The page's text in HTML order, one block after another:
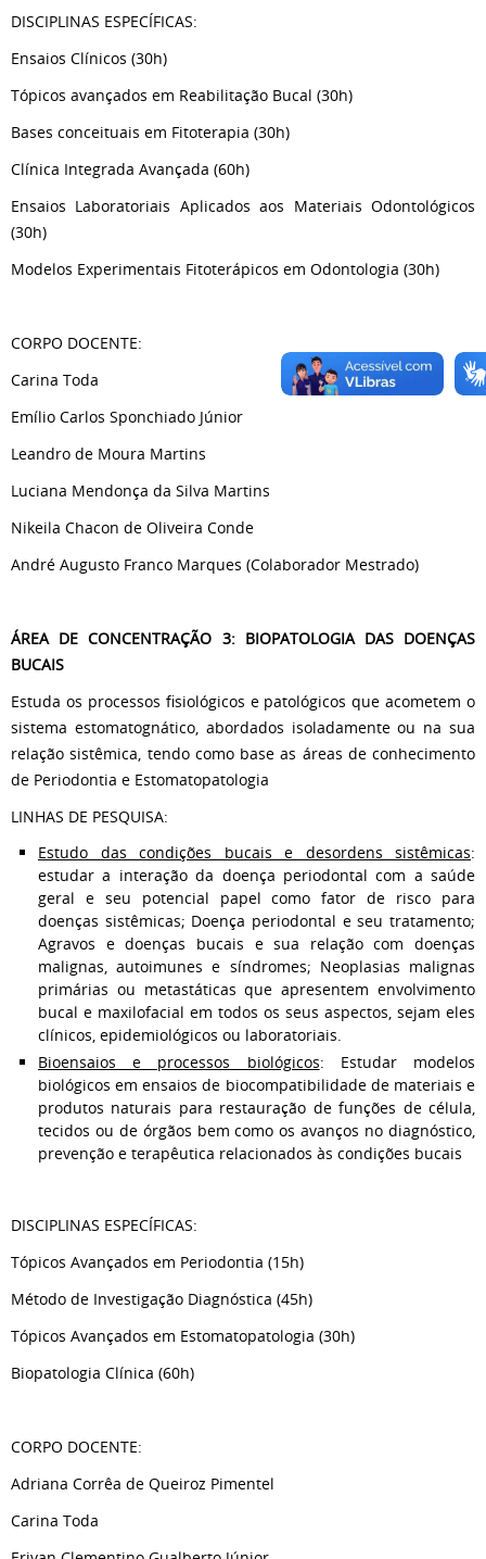
DISCIPLINAS ESPECÍFICAS:
Ensaios Clínicos (30h)
Tópicos avançados em Reabilitação Bucal (30h)
Bases conceituais em Fitoterapia (30h)
Clínica Integrada Avançada (60h)
Ensaios Laboratoriais Aplicados aos Materiais Odontológicos
(30h)
Modelos Experimentais Fitoterápicos em Odontologia (30h)
CORPO DOCENTE:
Carina Toda
Emílio Carlos Sponchiado Júnior
Leandro de Moura Martins
Luciana Mendonça da Silva Martins
Nikeila Chacon de Oliveira Conde
André Augusto Franco Marques (Colaborador Mestrado)
ÁREA DE CONCENTRAÇÃO 3: BIOPATOLOGIA DAS DOENÇAS
BUCAIS
Estuda os processos fisiológicos e patológicos que acometem o
sistema estomatognático, abordados isoladamente ou na sua
relação sistêmica, tendo como base as áreas de conhecimento
de Periodontia e Estomatopatologia
LINHAS DE PESQUISA:
Estudo das condições bucais e desordens sistêmicas:
estudar a interação da doença periodontal com a saúde
geral e seu potencial papel como fator de risco para
doenças sistêmicas; Doença periodontal e seu tratamento;
Agravos e doenças bucais e sua relação com doenças
malignas, autoimunes e síndromes; Neoplasias malignas
primárias ou metastáticas que apresentem envolvimento
bucal e maxilofacial em todos os seus aspectos, sejam eles
clínicos, epidemiológicos ou laboratoriais.
Bioensaios e processos biológicos: Estudar modelos
biológicos em ensaios de biocompatibilidade de materiais e
produtos naturais para restauração de funções de célula,
tecidos ou de órgãos bem como os avanços no diagnóstico,
prevenção e terapêutica relacionados às condições bucais
DISCIPLINAS ESPECÍFICAS:
Tópicos Avançados em Periodontia (15h)
Método de Investigação Diagnóstica (45h)
Tópicos Avançados em Estomatopatologia (30h)
Biopatologia Clínica (60h)
CORPO DOCENTE:
Adriana Corrêa de Queiroz Pimentel
Carina Toda